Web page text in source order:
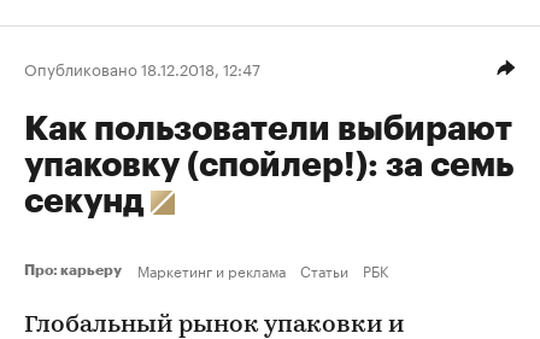
Опубликовано 18.12.2018, 12:47
Как пользователи выбирают
упаковку (спойлер!): за семь
секунд
Про: карьеру Маркетинг и реклама Статьи РБК
Глобальный рынок упаковки и